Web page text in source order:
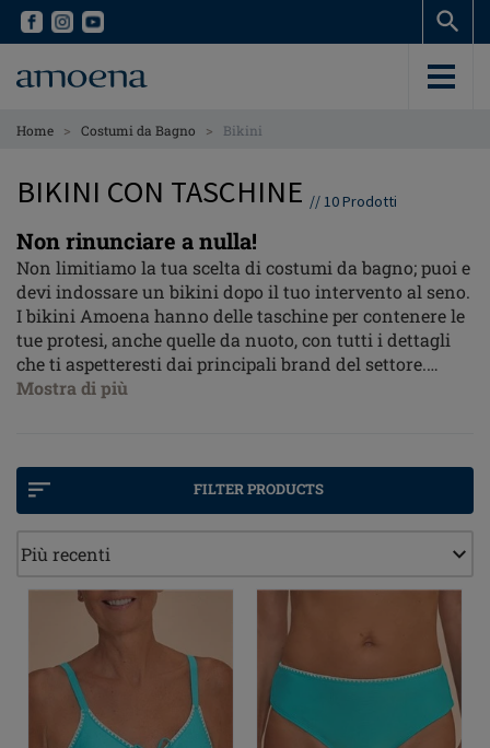
Skip
content
Skip
content
Home > Costumi da Bagno > Bikini
BIKINI CON TASCHINE //10Prodotti
Non rinunciare a nulla!
Non limitiamo la tua scelta di costumi da bagno; puoi e
devi indossare un bikini dopo il tuo intervento al seno.
I bikini Amoena hanno delle taschine per contenere le
tue protesi, anche quelle da nuoto, con tutti i dettagli
che ti aspetteresti dai principali brand del settore.
Costumi da bagno funzionali, modelli e colori che si
Mostra di più
FILTER PRODUCTS